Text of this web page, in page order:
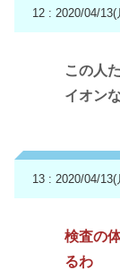
12 : 2020/04/
この人
イオン
13 : 2020/04/
検査の
るわ